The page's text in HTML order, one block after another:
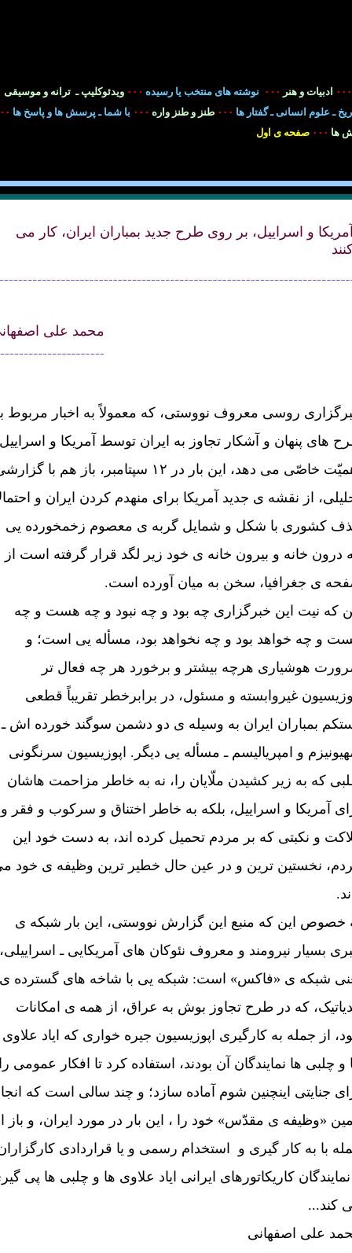
۰۰۰ ادبيات و هنر ۰۰۰ نوشته های منتخب يا رسيده ۰۰۰ ويدئوکليپ ـ ترانه و موسيقی
ـ علوم انسانی ـ گفتار ها ۰۰۰ طنز و طنز واره ۰۰۰ با شما ـ پرسش ها و پاسخ ها
ها ۰۰۰ صفحه ی اول
آمريکا و اسراييل، بر روی طرح جديد بمباران ايران، کار می
محمد علی
روسی معروف نووستی، که معمولاً به اخبار مربوط
های پنهان و آشکار تجاوز به ايران توسط آمريکا و اسراييل
اهميّت خاصّی می دهد، اين بار در ۱۲ سپتامبر، باز هم با
از نقشه ی جديد آمريکا برای منهدم کردن ايران و
کشوری با شکل و شمايل گربه ی معصوم زخمخورده يی
درون خانه و بيرون خانه ی خود زير لگد قرار گرفته است از
ی جغرافيا، سخن به ميان آورده است.
که نيت اين خبرگزاری چه بود و چه نبود و چه هست و چه
و چه خواهد بود و چه نخواهد بود، مسأله يی است؛ و
هوشياری هرچه بيشتر و برخورد هر چه فعال تر
غيروابسته و مسئول، در برابرخطر تقريباً قطعی
بمباران ايران به وسيله ی دو دشمن سوگند خورده اش ـ
و امپرياليسم ـ مسأله يی ديگر. اپوزيسيون سرنگونی
که به زير کشيدن ملّايان را، نه به خاطر مزاحمت هاشان
آمريکا و اسراييل، بلکه به خاطر اختناق و سرکوب و فقر و
و نکبتی که بر مردم تحميل کرده اند، به دست خود اين
نخستين ترين و در عين حال خطير ترين وظيفه ی خود
خصوص اين که منبع اين گزارش نووستی، اين بار شبکه ی
بسيار نيرومند و معروف نئوکان های آمريکايی ـ اسراييلی،
شبکه ی «فاکس» است: شبکه يی با شاخه های گسترده ی
که در طرح تجاوز بوش به عراق، از همه ی امکانات
از جمله به کارگيری اپوزيسيون جيره خواری که اياد علاوی
و چلبی ها نمايندگان آن بودند، استفاده کرد تا افکار عمومی
جنايتی اينچنين شوم آماده سازد؛ و چند سالی است که
«وظيفه ی مقدّس» خود را ، اين بار در مورد ايران، و باز
با به کار گيری و استخدام رسمی و يا قراردادی
کاريکاتورهای ايرانی اياد علاوی ها و چلبی ها پی
کند...
علی اصفهانی